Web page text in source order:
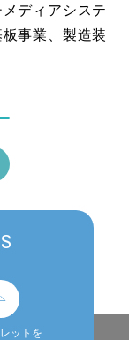
ディアシステ
事業、製造装
ットを